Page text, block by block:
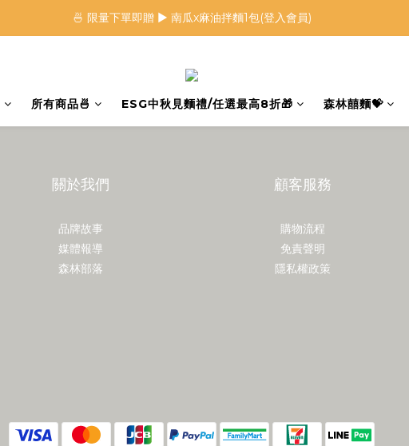
🍜 限量下單即贈 ▶︎ 南瓜x麻油拌麵1包(登入會員)
🍜 限量下單即贈 ▶︎ 南瓜x麻油拌麵1包(登入會員)
🍜 限量下單即贈 ▶︎ 南瓜x麻油拌麵1包(登入會員)
所有商品🍜 ESG中秋見麵禮/任選最高8折🎁 森林囍麵💝
關於我們
品牌故事
媒體報導
森林部落
顧客服務
購物流程
免責聲明
隱私權政策